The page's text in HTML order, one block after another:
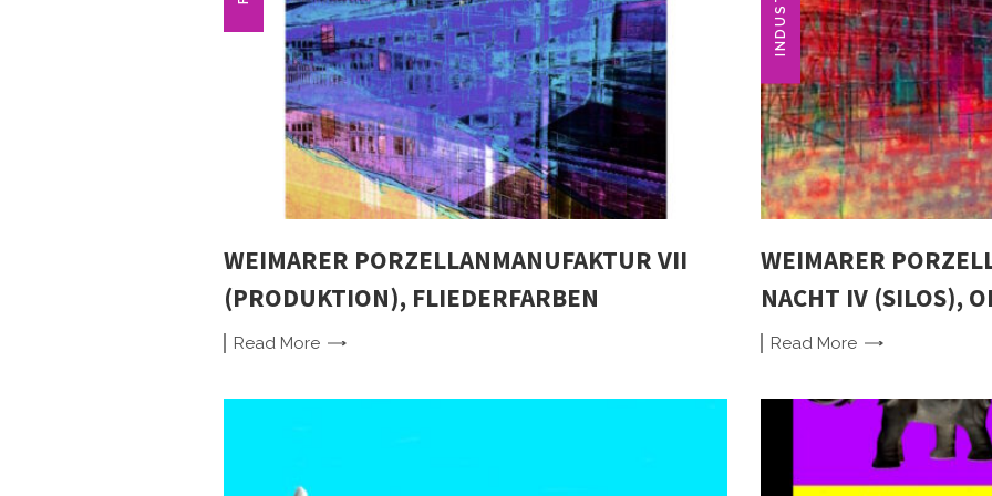
WEIMARER PORZELLANMANUFAKTUR VII
(PRODUKTION), FLIEDERFARBEN
Read More
WEIMARER
NACHT IV (SILOS),
Read More